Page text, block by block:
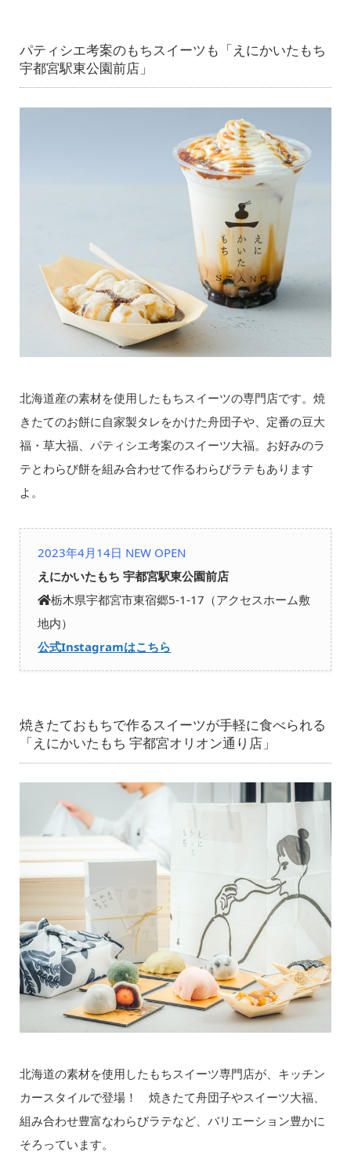
パティシエ考案のもちスイーツも「えにかいたもち
宇都宮駅東公園前店」
北海道産の素材を使用したもちスイーツの専門店です。焼
きたてのお餅に自家製タレをかけた舟団子や、定番の豆大
福・草大福、パティシエ考案のスイーツ大福。お好みのラ
テとわらび餅を組み合わせて作るわらびラテもあります
よ。
2023年4月14日 NEW OPEN
えにかいたもち 宇都宮駅東公園前店
栃木県宇都宮市東宿郷5-1-17（アクセスホーム敷
地内）
公式Instagramはこちら
焼きたておもちで作るスイーツが手軽に食べられる
「えにかいたもち 宇都宮オリオン通り店」
北海道の素材を使用したもちスイーツ専門店が、キッチン
カースタイルで登場！ 焼きたて舟団子やスイーツ大福、
組み合わせ豊富なわらびラテなど、バリエーション豊かに
そろっています。